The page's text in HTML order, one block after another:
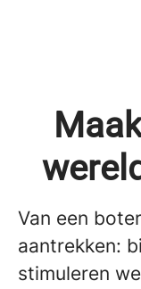
Van een
aantrekken:
stimuleren